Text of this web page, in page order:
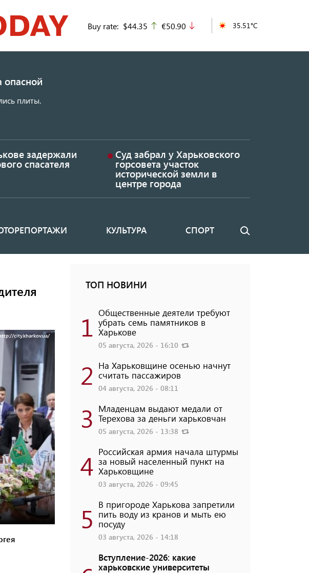
Buy rate: $44.35 up
€50.90 35.51°C
опасной
плиты.
задержали
спасателя
Суд забрал у Харьковского
горсовета участок
исторической земли в
центре города
КУЛЬТУРА СПОРТ Поиск
city.kharkov.ua/
ТОП НОВИНИ
1 Общественные деятели требуют
убрать семь памятников в
Харькове
05 августа, 2026 - 16:10
2 На Харьковщине осенью начнут
считать пассажиров
04 августа, 2026 - 08:11
3 Младенцам выдают медали от
Терехова за деньги харьковчан
05 августа, 2026 - 13:38
4 Российская армия начала штурмы
за новый населенный пункт на
Харьковщине
03 августа, 2026 - 09:45
5 В пригороде Харькова запретили
пить воду из кранов и мыть ею
посуду
03 августа, 2026 - 14:18
Вступление-2026: какие
харьковские университеты